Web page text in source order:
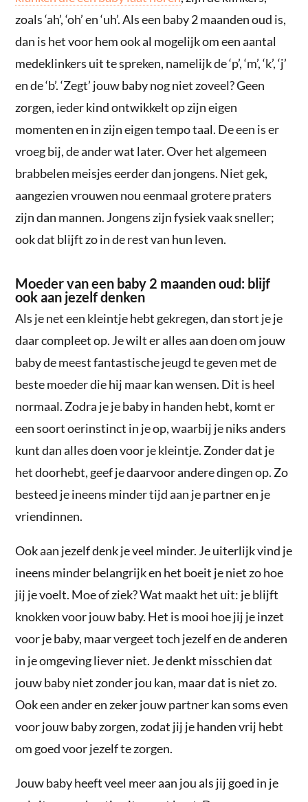
zoals ‘ah’, ‘oh’ en ‘uh’. Als een baby 2 maanden oud is,
dan is het voor hem ook al mogelijk om een aantal
medeklinkers uit te spreken, namelijk de ‘p’, ‘m’, ‘k’, ‘j’
en de ‘b’. ‘Zegt’ jouw baby nog niet zoveel? Geen
zorgen, ieder kind ontwikkelt op zijn eigen
momenten en in zijn eigen tempo taal. De een is er
vroeg bij, de ander wat later. Over het algemeen
brabbelen meisjes eerder dan jongens. Niet gek,
aangezien vrouwen nou eenmaal grotere praters
zijn dan mannen. Jongens zijn fysiek vaak sneller;
ook dat blijft zo in de rest van hun leven.
Moeder van een baby 2 maanden oud: blijf
ook aan jezelf denken
Als je net een kleintje hebt gekregen, dan stort je je
daar compleet op. Je wilt er alles aan doen om jouw
baby de meest fantastische jeugd te geven met de
beste moeder die hij maar kan wensen. Dit is heel
normaal. Zodra je je baby in handen hebt, komt er
een soort oerinstinct in je op, waarbij je niks anders
kunt dan alles doen voor je kleintje. Zonder dat je
het doorhebt, geef je daarvoor andere dingen op. Zo
besteed je ineens minder tijd aan je partner en je
vriendinnen.
Ook aan jezelf denk je veel minder. Je uiterlijk vind je
ineens minder belangrijk en het boeit je niet zo hoe
jij je voelt. Moe of ziek? Wat maakt het uit: je blijft
knokken voor jouw baby. Het is mooi hoe jij je inzet
voor je baby, maar vergeet toch jezelf en de anderen
in je omgeving liever niet. Je denkt misschien dat
jouw baby niet zonder jou kan, maar dat is niet zo.
Ook een ander en zeker jouw partner kan soms even
voor jouw baby zorgen, zodat jij je handen vrij hebt
om goed voor jezelf te zorgen.
Jouw baby heeft veel meer aan jou als jij goed in je